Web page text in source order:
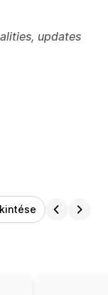
updates